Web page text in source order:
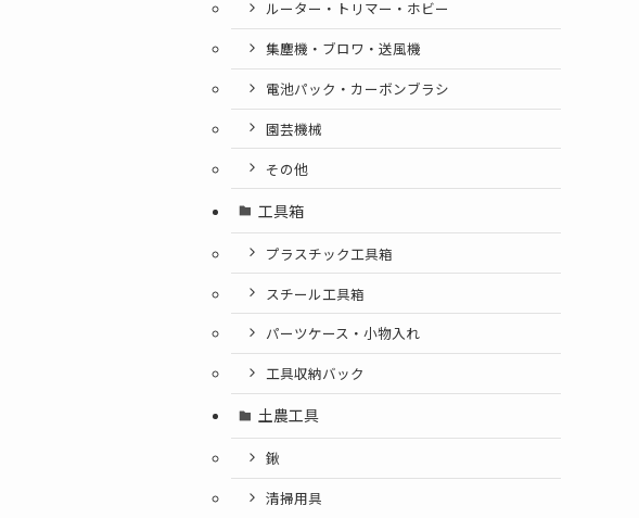
ルーター・トリマー・ホビー
集塵機・ブロワ・送風機
電池パック・カーボンブラシ
園芸機械
その他
工具箱
プラスチック工具箱
スチール工具箱
パーツケース・小物入れ
工具収納バック
土農工具
鍬
清掃用具